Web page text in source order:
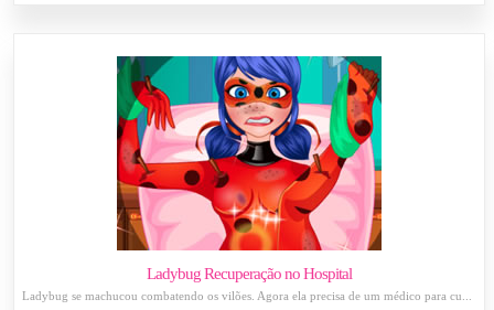
Ladybug Recuperação no Hospital
Ladybug se machucou combatendo os vilões. Agora ela precisa de um médico para cu...